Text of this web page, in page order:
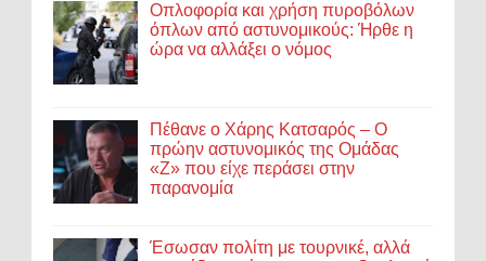
Οπλοφορία και χρήση πυροβόλων
όπλων από αστυνομικούς: Ήρθε η
ώρα να αλλάξει ο νόμος
Πέθανε ο Χάρης Κατσαρός – Ο
πρώην αστυνομικός της Ομάδας
«Ζ» που είχε περάσει στην
παρανομία
Έσωσαν πολίτη με τουρνικέ, αλλά